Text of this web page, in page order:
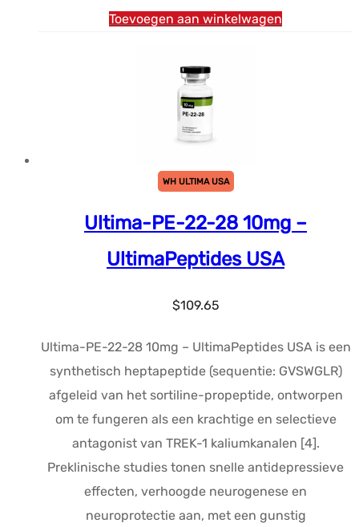
Toevoegen aan winkelwagen
WH ULTIMA USA
Ultima-PE-22-28 10mg –
UltimaPeptides USA
$109.65
Ultima-PE-22-28 10mg – UltimaPeptides USA is een
synthetisch heptapeptide (sequentie: GVSWGLR)
afgeleid van het sortiline-propeptide, ontworpen
om te fungeren als een krachtige en selectieve
antagonist van TREK-1 kaliumkanalen [4].
Preklinische studies tonen snelle antidepressieve
effecten, verhoogde neurogenese en
neuroprotectie aan, met een gunstig